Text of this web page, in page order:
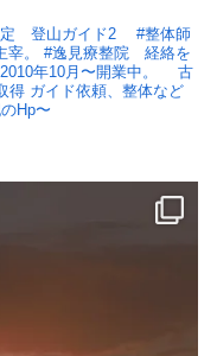
定 登山ガイド2
#整体師
。
#逸見療整院 経絡を
年10月〜開業中。
古
得 ガイド依頼、整体など
Hp〜